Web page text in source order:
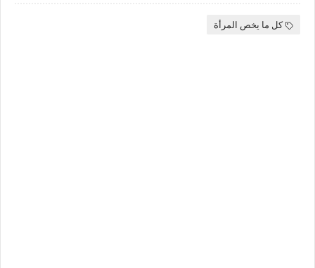
كل ما يخص المرأة